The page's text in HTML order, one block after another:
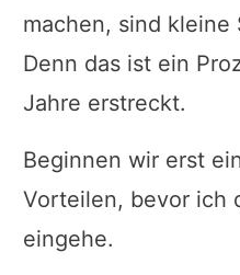
machen, sind kleine
Denn das ist ein
Jahre erstreckt.
Beginnen wir erst
Vorteilen, bevor ich
eingehe.